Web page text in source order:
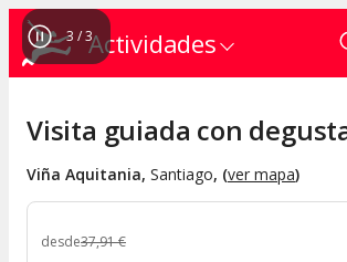
Actividades
1 /3
Visita guiada con
Viña Aquitania, Santiago, (ver mapa)
desde37,91€